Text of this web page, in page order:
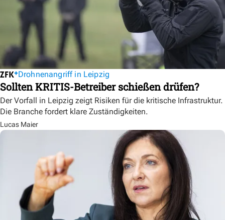
Drohnenangriff in Leipzig
Sollten KRITIS-Betreiber schießen drüfen?
Der Vorfall in Leipzig zeigt Risiken für die kritische Infrastruktur.
Die Branche fordert klare Zuständigkeiten.
Lucas Maier